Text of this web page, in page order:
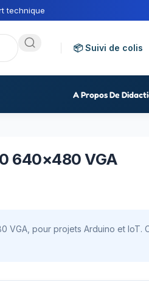
technique
📦 Suivi de colis
A Propos De
640×480 VGA
VGA, pour projets Arduino et IoT.